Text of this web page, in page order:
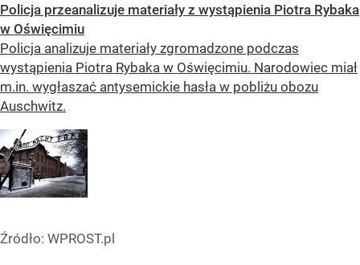
Policja przeanalizuje materiały z wystąpienia Piotra Rybaka
w Oświęcimiu
Policja analizuje materiały zgromadzone podczas
wystąpienia Piotra Rybaka w Oświęcimiu. Narodowiec miał
m.in. wygłaszać antysemickie hasła w pobliżu obozu
Auschwitz.
Źródło: WPROST.pl